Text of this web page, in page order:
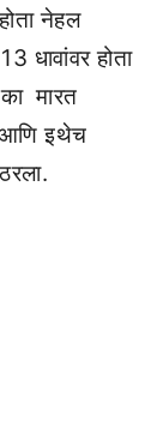
नेहल
धावांवर होता
मारत
आणि इथेच